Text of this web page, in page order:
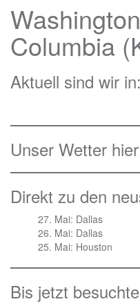
Columbia
Aktuell sind wir in:
Unser Wetter
Direkt zu den
27. Mai: Dallas
26. Mai: Dallas
25. Mai: Houston
Bis jetzt